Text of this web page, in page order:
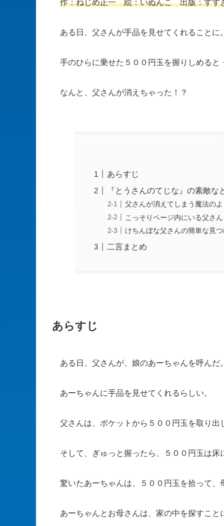
作：ねじめ正一 絵：いぬんこ 出版：すず
ある日、父さんが手品を見せてくれることに
手のひらに乗せた５００円玉を握りしめると
なんと、父さんが消えちゃった！？
あらすじ
『とうさんのてじな』の素敵な
父さんが消えてしまう魔法の
こっそりページ内にいる父さん
けちんぼな父さんの簡単な見
二言まとめ
あらすじ
ある日、父さんが、娘のあーちゃんを呼んだ
あーちゃんに手品を見せてくれるらしい。
父さんは、ポケットから５００円玉を取り出
そして、ぎゅっと握ったら、５００円玉は
驚いたあーちゃんは、５００円玉を拾って
あーちゃんとお母さんは、家の中を探すこと